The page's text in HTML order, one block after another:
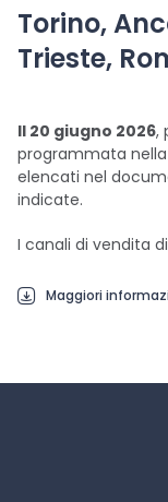
Torino,
Trieste,
Il 20 giugno 2026,
programmata
elencati nel
indicate.
I canali di vendita
Maggiori